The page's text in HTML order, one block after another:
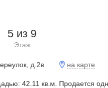
5 из 9
Этаж
д.2в на карте
42.11 кв.м. Продается